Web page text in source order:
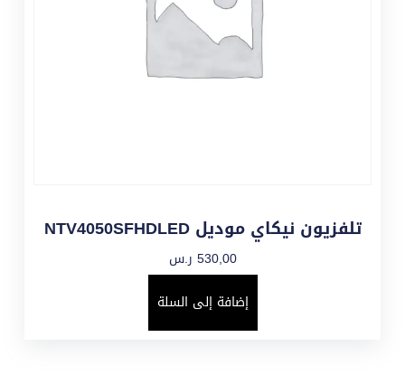
تلفزيون نيكاي موديل NTV4050SFHDLED
530,00 ر.س
إضافة إلى السلة